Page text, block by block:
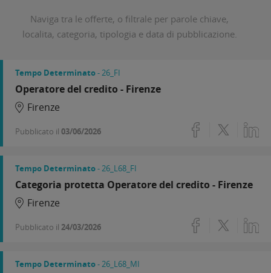
Naviga tra le offerte, o filtrale per parole chiave,
localita, categoria, tipologia e data di pubblicazione.
Tempo Determinato- 26_FI
Operatore del credito - Firenze
Firenze
Pubblicato il 03/06/2026
Tempo Determinato- 26_L68_FI
Categoria protetta Operatore del credito - Firenze
Firenze
Pubblicato il 24/03/2026
Tempo Determinato- 26_L68_MI